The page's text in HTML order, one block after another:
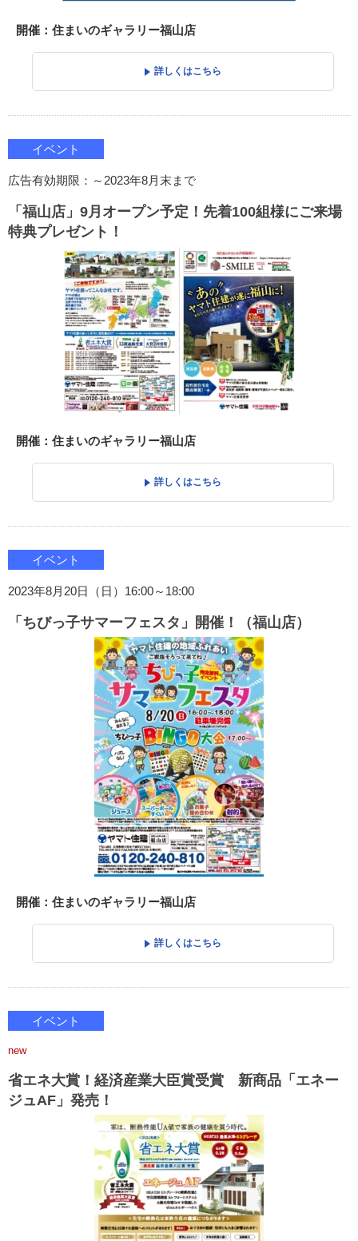
開催：住まいのギャラリー福山店
詳しくはこちら
イベント
広告有効期限：～2023年8月末まで
「福山店」9月オープン予定！先着100組様にご来場
特典プレゼント！
開催：住まいのギャラリー福山店
詳しくはこちら
イベント
2023年8月20日（日）16:00～18:00
「ちびっ子サマーフェスタ」開催！（福山店）
開催：住まいのギャラリー福山店
詳しくはこちら
イベント
new
省エネ大賞！経済産業大臣賞受賞 新商品「エネー
ジュAF」発売！